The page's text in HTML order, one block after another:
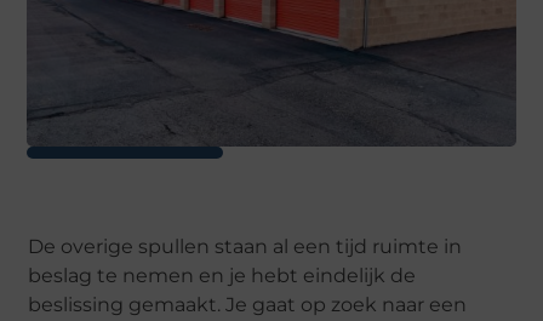
De overige spullen staan al een tijd ruimte in
beslag te nemen en je hebt eindelijk de
beslissing gemaakt. Je gaat op zoek naar een